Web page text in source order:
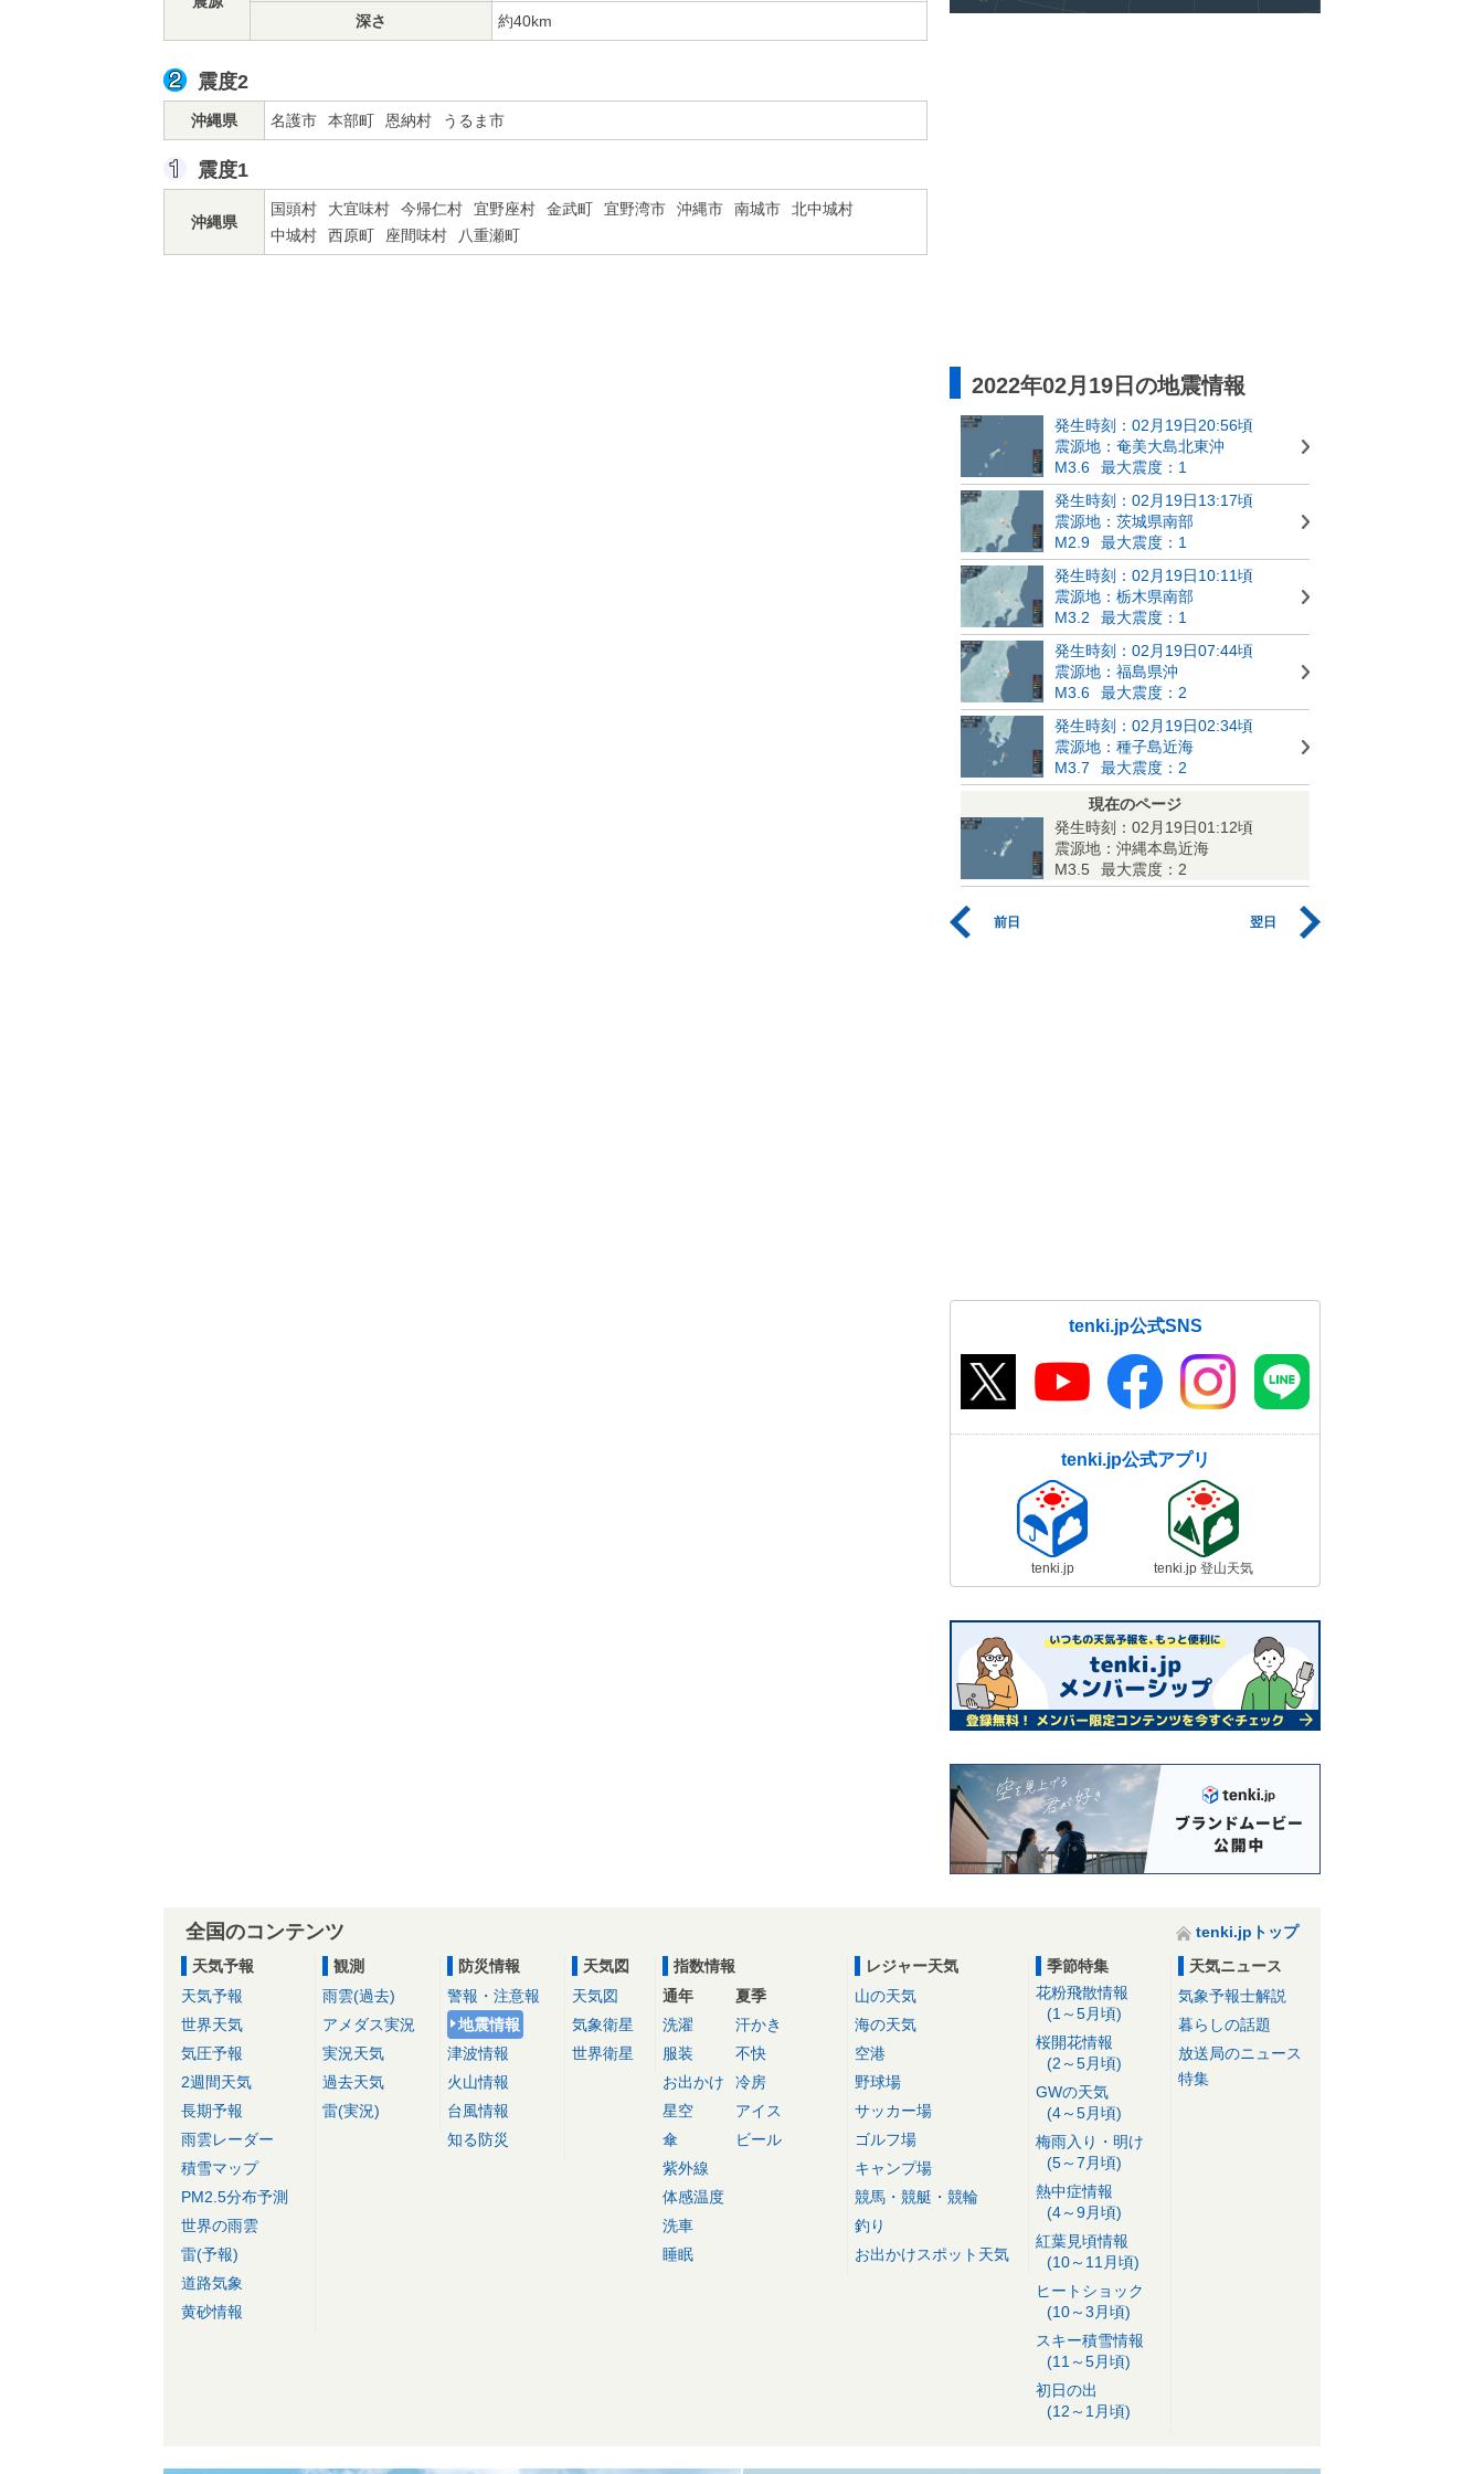
深さ
約40km
震度2
沖縄県 名護市 本部町 恩納村 うるま市
震度1
沖縄県
国頭村 大宜味村 今帰仁村 宜野座村 金武町 宜野湾市 沖縄市 南城市
北中城村
中城村
西原町 座間味村 八重瀬町
2022年02月19日の地震情報
発生時刻：02月19日20:56頃
震源地：奄美大島北東沖
M3.6
最大震度：1
発生時刻：02月19日13:17頃
震源地：茨城県南部
M2.9
最大震度：1
発生時刻：02月19日10:11頃
震源地：栃木県南部
M3.2
最大震度：1
発生時刻：02月19日07:44頃
震源地：福島県沖
M3.6
最大震度：2
発生時刻：02月19日02:34頃
震源地：種子島近海
M3.7
最大震度：2
現在のページ
発生時刻：02月19日01:12頃
震源地：沖縄本島近海
M3.5
最大震度：2
前日 翌日
tenki.jp公式SNS
tenki.jp公式アプリ
tenki.jp tenki.jp 登山天気
全国のコンテンツ
tenki.jpトップ
天気予報
天気予報
世界天気
気圧予報
2週間天気
長期予報
雨雲レーダー
積雪マップ
PM2.5分布予測
世界の雨雲
雷(予報)
道路気象
黄砂情報
観測
雨雲(過去)
アメダス実況
実況天気
過去天気
雷(実況)
防災情報
警報・注意報
地震情報
津波情報
火山情報
台風情報
知る防災
天気図
天気図
気象衛星
世界衛星
指数情報
通年
洗濯
服装
お出かけ
星空
傘
紫外線
体感温度
洗車
睡眠
夏季
汗かき
不快
冷房
アイス
ビール
レジャー天気
山の天気
海の天気
空港
野球場
サッカー場
ゴルフ場
キャンプ場
競馬・競艇・競輪
釣り
お出かけスポット天気
季節特集
花粉飛散情報
(1～5月頃)
桜開花情報
(2～5月頃)
GWの天気
(4～5月頃)
梅雨入り・明け
(5～7月頃)
熱中症情報
(4～9月頃)
紅葉見頃情報
(10～11月頃)
ヒートショック
(10～3月頃)
スキー積雪情報
(11～5月頃)
初日の出
(12～1月頃)
天気ニュース
気象予報士解説
暮らしの話題
放送局のニュース
特集